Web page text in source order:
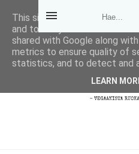
This site uses cookies from
and to analyze traffic. Your
shared with Google along
metrics to ensure quality of
statistics, and to detect and
LEARN